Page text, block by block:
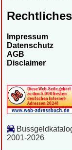
Rechtliches
Impressum
Datenschutz
AGB
Disclaimer
2001-2026